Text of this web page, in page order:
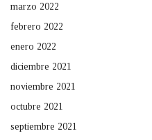
marzo 2022
febrero 2022
enero 2022
diciembre 2021
noviembre 2021
octubre 2021
septiembre 2021